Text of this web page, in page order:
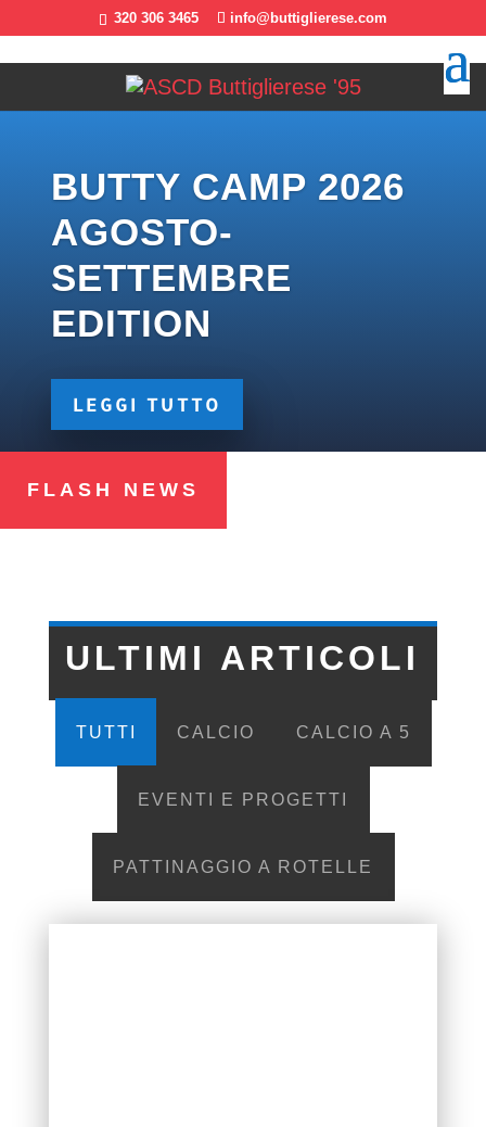
320 306 3465 info@buttiglierese.com
BUTTY CAMP 2026
AGOSTO-
SETTEMBRE
EDITION
LEGGI TUTTO
FLASH NEWS
ULTIMI ARTICOLI
TUTTI CALCIO CALCIO A 5
EVENTI E PROGETTI
PATTINAGGIO A ROTELLE